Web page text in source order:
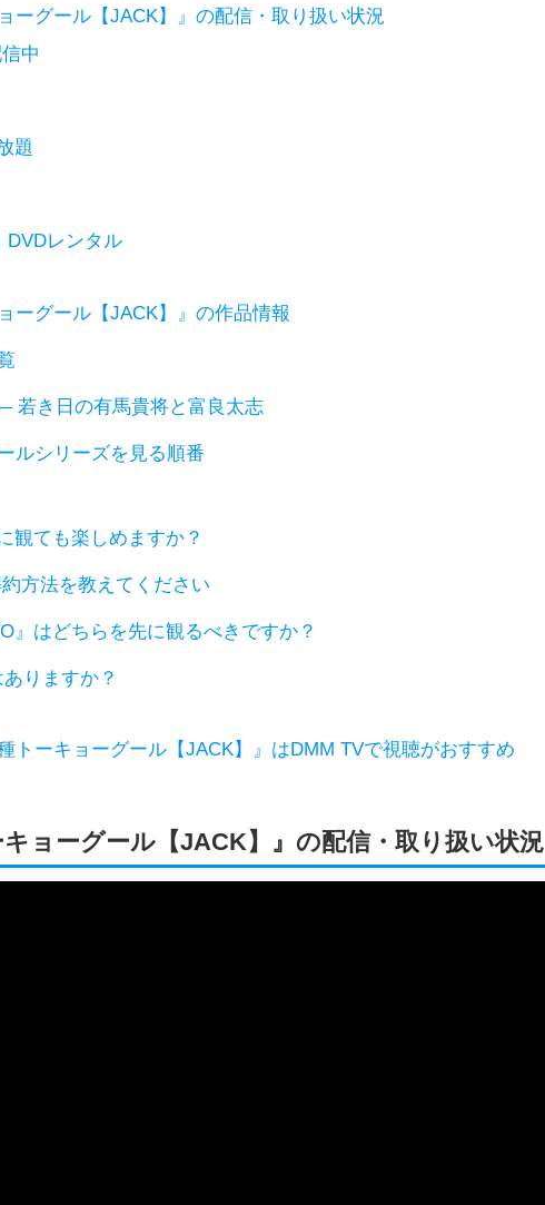
ーグール【JACK】』の配信・取り扱い状況
中
題
DVDレンタル
ーグール【JACK】』の作品情報
若き日の有馬貴将と富良太志
ルシリーズを見る順番
観ても楽しめますか？
方法を教えてください
』はどちらを先に観るべきですか？
りますか？
トーキョーグール【JACK】』はDMM TVで視聴がおすすめ
ョーグール【JACK】』の配信・取り扱い状況